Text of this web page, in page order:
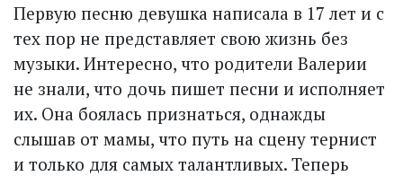
Первую песню девушка написала в 17 лет и с
тех пор не представляет свою жизнь без
музыки. Интересно, что родители Валерии
не знали, что дочь пишет песни и исполняет
их. Она боялась признаться, однажды
слышав от мамы, что путь на сцену тернист
и только для самых талантливых. Теперь